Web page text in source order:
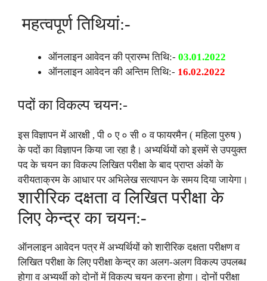
महत्वपूर्ण तिथियां:-
ऑनलाइन आवेदन की प्रारम्भ तिथि:- 03.01.2022
ऑनलाइन आवेदन की अन्तिम तिथि:- 16.02.2022
पदों का विकल्प चयन:-
इस विज्ञापन में आरक्षी , पी ० ए ० सी ० व फायरमैन ( महिला पुरुष )
के पदों का विज्ञापन किया जा रहा है। अभ्यर्थियों को इसमें से उपयुक्त
पद के चयन का विकल्प लिखित परीक्षा के बाद प्राप्त अंकों के
वरीयताक्रम के आधार पर अभिलेख सत्यापन के समय दिया जायेगा।
शारीरिक दक्षता व लिखित परीक्षा के
लिए केन्द्र का चयन:-
ऑनलाइन आवेदन पत्र में अभ्यर्थियों को शारीरिक दक्षता परीक्षण व
लिखित परीक्षा के लिए परीक्षा केन्द्र का अलग-अलग विकल्प उपलब्ध
होगा व अभ्यर्थी को दोनों में विकल्प चयन करना होगा। दोनों परीक्षा